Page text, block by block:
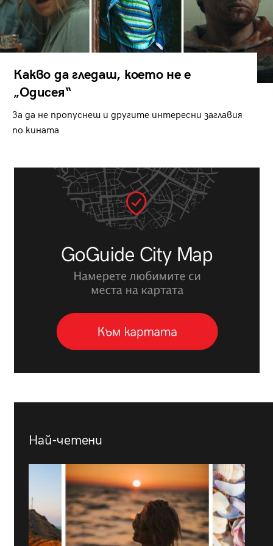
Какво да гледаш, което не е
„Одисея“
За да не пропуснеш и другите интересни заглавия
по кината
Най-четени